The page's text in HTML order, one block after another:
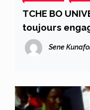
TCHE BO
toujours
Sene